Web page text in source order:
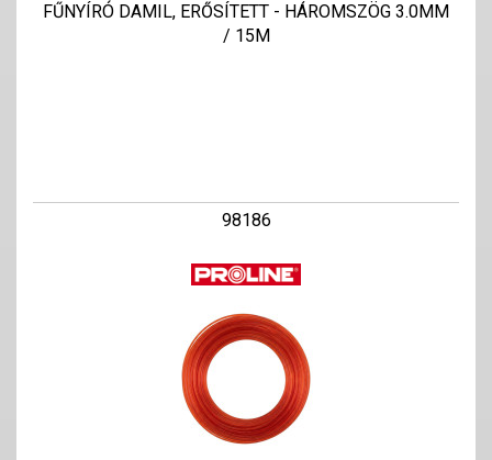
FŰNYÍRÓ DAMIL, ERŐSÍTETT - HÁROMSZÖG 3.0MM
/ 15M
98186